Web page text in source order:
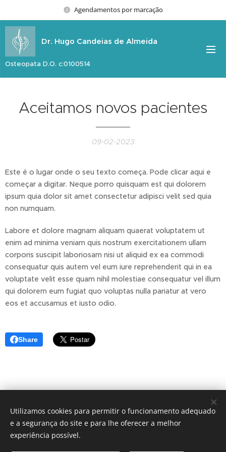
Agendamentos por marcação
Dr. Hugo Candeias de Almeida
Osteopata D.O. c:0100514
Aceitamos novos pacientes
09-02-2023
Este é o lugar onde o seu texto começa. Pode clicar aqui e
começar a digitar. Neque porro quisquam est qui dolorem
ipsum quia dolor sit amet consectetur adipisci velit sed quia
non numquam.
Labore et dolore magnam aliquam quaerat voluptatem ut
enim ad minima veniam quis nostrum exercitationem ullam
corporis suscipit laboriosam nisi ut aliquid ex ea commodi
consequatur quis autem vel eum iure reprehenderit qui in ea
voluptate velit esse quam nihil molestiae consequatur vel illum
qui dolorem eum fugiat quo voluptas nulla pariatur at vero
eos et accusamus et iusto odio.
Share
Utilizamos cookies para permitir o funcionamento adequado
e a segurança do site e para lhe oferecer a melhor
experiência possível.